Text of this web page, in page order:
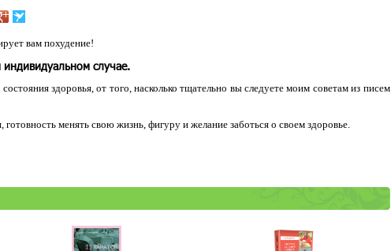
вам похудение!
случае.
здоровья, от того, насколько тщательно вы следуете моим советам из писем
менять свою жизнь, фигуру и желание заботься о своем здоровье.